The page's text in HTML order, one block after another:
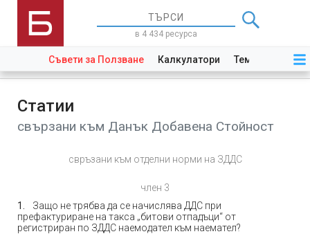
в 4 434 ресурса
Съвети за Ползване Калкулатори Теми Закони
Статии
свързани към Данък Добавена Стойност
свръзани към отделни норми на ЗДДС
член 3
Защо не трябва да се начислява ДДС при
префактуриране на такса „битови отпадъци“ от
регистриран по ЗДДС наемодател към наемател?